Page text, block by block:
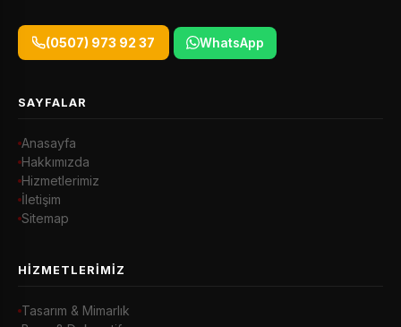
(0507) 973 92 37 WhatsApp
SAYFALAR
Anasayfa
Hakkımızda
Hizmetlerimiz
İletişim
Sitemap
HIZMETLERIMIZ
Tasarım & Mimarlık